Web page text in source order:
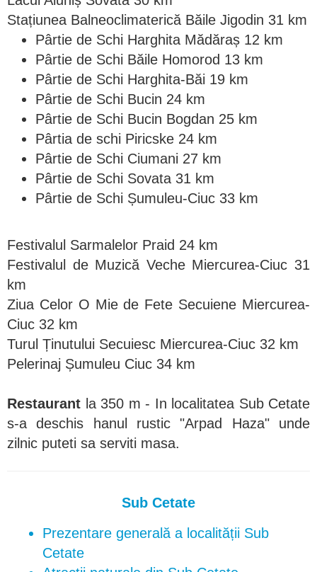
Stațiunea Balneoclimaterică Băile Jigodin 31 km
Pârtie de Schi Harghita Mădăraș 12 km
Pârtie de Schi Băile Homorod 13 km
Pârtie de Schi Harghita-Băi 19 km
Pârtie de Schi Bucin 24 km
Pârtie de Schi Bucin Bogdan 25 km
Pârtia de schi Piricske 24 km
Pârtie de Schi Ciumani 27 km
Pârtie de Schi Sovata 31 km
Pârtie de Schi Șumuleu-Ciuc 33 km
Festivalul Sarmalelor Praid 24 km
Festivalul de Muzică Veche Miercurea-Ciuc 31
km
Ziua Celor O Mie de Fete Secuiene Miercurea-
Ciuc 32 km
Turul Ținutului Secuiesc Miercurea-Ciuc 32 km
Pelerinaj Șumuleu Ciuc 34 km
Restaurant la 350 m - In localitatea Sub Cetate
s-a deschis hanul rustic "Arpad Haza" unde
zilnic puteti sa serviti masa.
Sub Cetate
Prezentare generală a localității Sub
Cetate